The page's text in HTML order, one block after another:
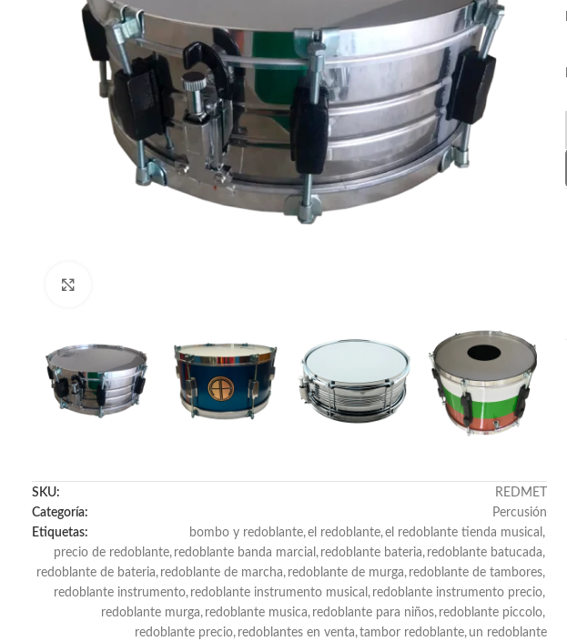
SKU:
REDMET
Categoría:
Percusión
Etiquetas:
bombo y redoblante,el redoblante,el redoblante tienda musical ,
precio de redoblante, redoblante banda marcial , redoblante bateria, redoblante batucada,
redoblante de bateria, redoblante de marcha, redoblante de murga, redoblante de tambores,
redoblante instrumento, redoblante instrumento musical , redoblante instrumento precio,
redoblante murga, redoblante musica, redoblante para niños, redoblante piccolo,
redoblante precio, redoblantes en venta,tambor redoblante, un redoblante